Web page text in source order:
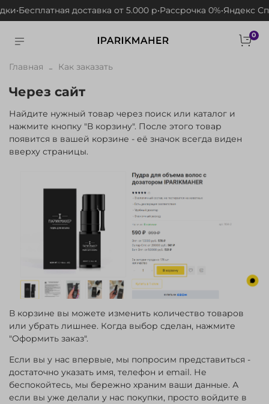
•Бесплатная доставка от 5.000 р•Рассрочка 0%•Яндекс
0
Главная Как заказать
Через сайт
Найдите нужный товар через поиск или каталог и
нажмите кнопку "В корзину". После этого товар
появится в вашей корзине - её значок всегда виден
вверху страницы.
В корзине вы можете изменить количество товаров
или убрать лишнее. Когда выбор сделан, нажмите
"Оформить заказ".
Если вы у нас впервые, мы попросим представиться -
достаточно указать имя, телефон и email. Не
беспокойтесь, мы бережно храним ваши данные. А
если вы уже делали у нас покупки, просто войдите в